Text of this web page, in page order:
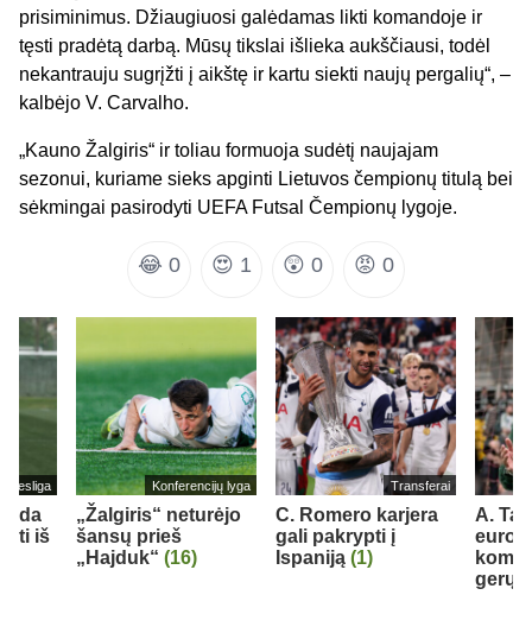
prisiminimus. Džiaugiuosi galėdamas likti komandoje ir
tęsti pradėtą darbą. Mūsų tikslai išlieka aukščiausi, todėl
nekantrauju sugrįžti į aikštę ir kartu siekti naujų pergalių“, –
kalbėjo V. Carvalho.
„Kauno Žalgiris“ ir toliau formuoja sudėtį naujajam
sezonui, kuriame sieks apginti Lietuvos čempionų titulą bei
sėkmingai pasirodyti UEFA Futsal Čempionų lygoje.
😂 0 😍 1 😲 0 😡 0
iš
Konferencijų lyga
„Žalgiris“ neturėjo
šansų prieš
„Hajduk“ (16)
Transferai
C. Romero karjera
gali pakrypti į
Ispaniją (1)
A.
gerų